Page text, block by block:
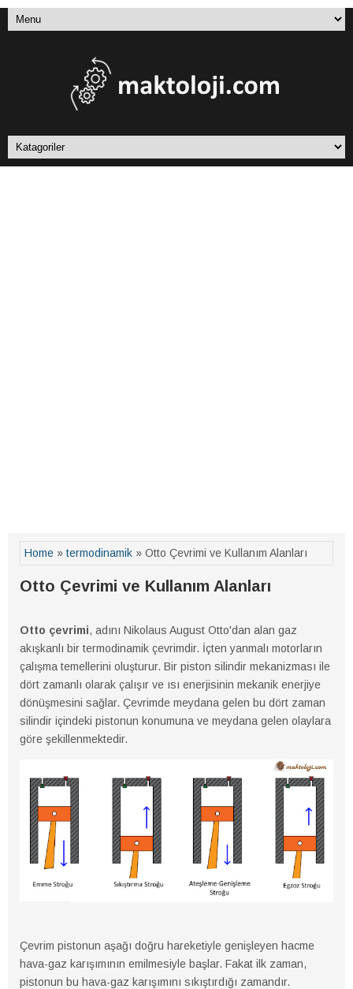
Home » termodinamik » Otto Çevrimi ve Kullanım Alanları
Otto Çevrimi ve Kullanım Alanları
Otto çevrimi, adını Nikolaus August Otto'dan alan gaz
akışkanlı bir termodinamik çevrimdir. İçten yanmalı motorların
çalışma temellerini oluşturur. Bir piston silindir mekanizması ile
dört zamanlı olarak çalışır ve ısı enerjisinin mekanik enerjiye
dönüşmesini sağlar. Çevrimde meydana gelen bu dört zaman
silindir içindeki pistonun konumuna ve meydana gelen olaylara
göre şekillenmektedir.
Çevrim pistonun aşağı doğru hareketiyle genişleyen hacme
hava-gaz karışımının emilmesiyle başlar. Fakat ilk zaman,
pistonun bu hava-gaz karışımını sıkıştırdığı zamandır.